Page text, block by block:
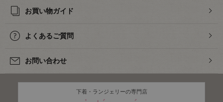
お買い物ガイド
よくあるご質問
お問い合わせ
下着・ランジェリーの専門店